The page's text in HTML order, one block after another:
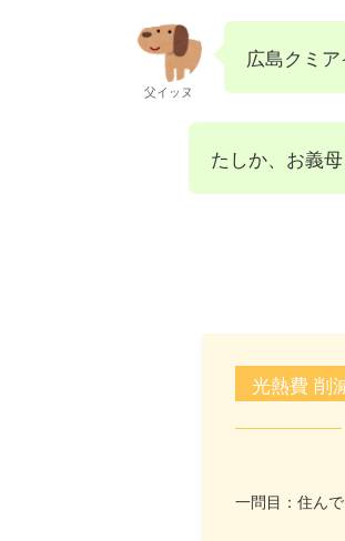
父イッヌ
広島クミ
たしか、お義
光熱費 削
一問目：住ん